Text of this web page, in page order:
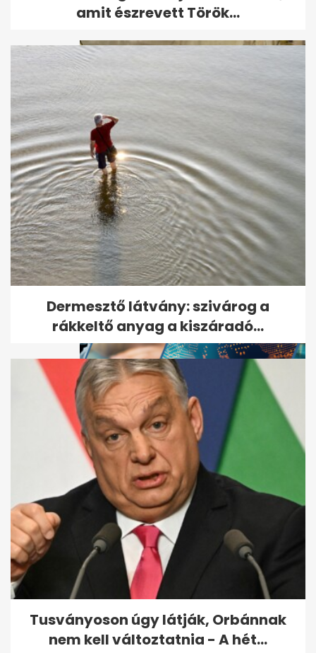
Hallgatnak a fegyverek: életbe
lépett a tűzszünet Izrael és a...
A kórházban kiderült: nem a
saját magzatával viselős, de
az...
amit észrevett Török...
Dermesztő látvány: szivárog a
rákkeltő anyag a kiszáradó...
Tusványoson úgy látják, Orbánnak
nem kell változtatnia - A hét...